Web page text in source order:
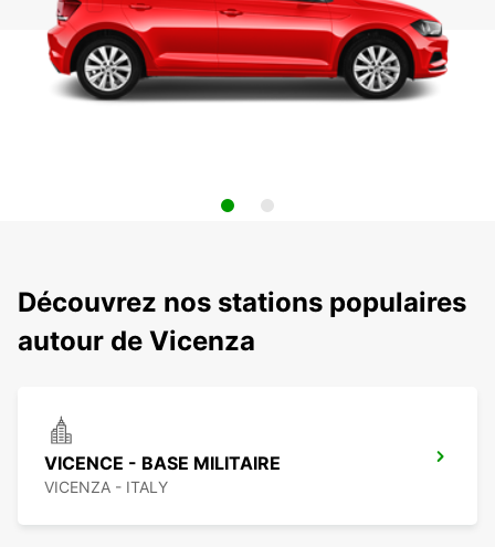
Découvrez nos stations populaires
autour de Vicenza
VICENCE - BASE MILITAIRE
VICENZA - ITALY